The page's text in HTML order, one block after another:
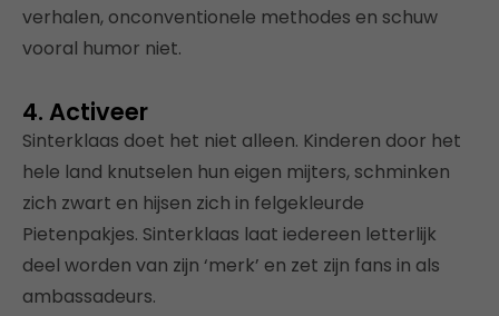
verhalen, onconventionele methodes en schuw
vooral humor niet.
4. Activeer
Sinterklaas doet het niet alleen. Kinderen door het
hele land knutselen hun eigen mijters, schminken
zich zwart en hijsen zich in felgekleurde
Pietenpakjes. Sinterklaas laat iedereen letterlijk
deel worden van zijn ‘merk’ en zet zijn fans in als
ambassadeurs.